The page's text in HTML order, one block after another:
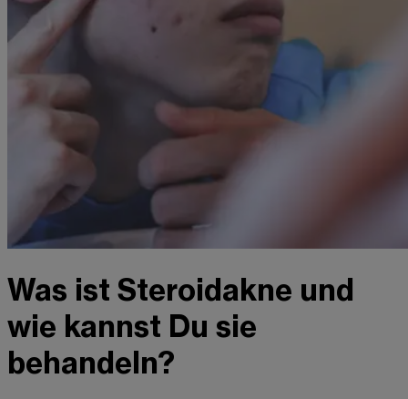
Was ist Steroidakne und
wie kannst Du sie
behandeln?